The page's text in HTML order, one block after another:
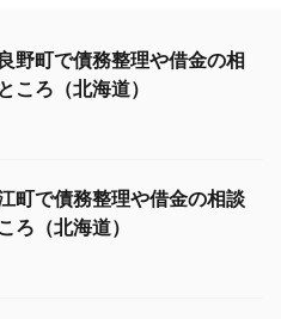
野町で債務整理や借金の相
ころ（北海道）
町で債務整理や借金の相談
ろ（北海道）